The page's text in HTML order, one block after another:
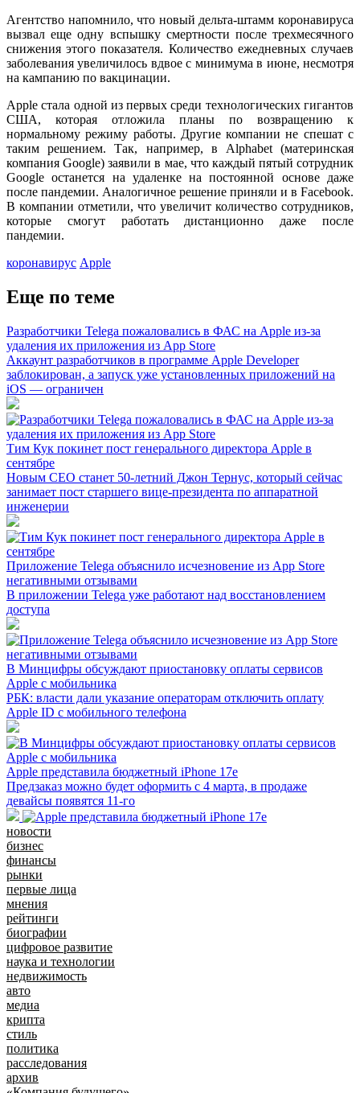
Агентство напомнило, что новый дельта-штамм коронавируса
вызвал еще одну вспышку смертности после трехмесячного
снижения этого показателя. Количество ежедневных случаев
заболевания увеличилось вдвое с минимума в июне, несмотря
на кампанию по вакцинации.
Apple стала одной из первых среди технологических гигантов
США, которая отложила планы по возвращению к
нормальному режиму работы. Другие компании не спешат с
таким решением. Так, например, в Alphabet (материнская
компания Google) заявили в мае, что каждый пятый сотрудник
Google останется на удаленке на постоянной основе даже
после пандемии. Аналогичное решение приняли и в Facebook.
В компании отметили, что увеличит количество сотрудников,
которые смогут работать дистанционно даже после
пандемии.
коронавирус Apple
Еще по теме
Разработчики Telega пожаловались в ФАС на Apple из-за
удаления их приложения из App Store
Аккаунт разработчиков в программе Apple Developer
заблокирован, а запуск уже установленных приложений на
iOS — ограничен
Тим Кук покинет пост генерального директора Аpple в
сентябре
Новым СЕО станет 50-летний Джон Тернус, который сейчас
занимает пост старшего вице-президента по аппаратной
инженерии
Приложение Telega объяснило исчезновение из App Store
негативными отзывами
В приложении Telega уже работают над восстановлением
доступа
В Минцифры обсуждают приостановку оплаты сервисов
Apple с мобильника
РБК: власти дали указание операторам отключить оплату
Apple ID с мобильного телефона
Apple представила бюджетный iPhone 17e
Предзаказ можно будет оформить с 4 марта, в продаже
девайсы появятся 11-го
новости
бизнес
финансы
рынки
первые лица
мнения
рейтинги
биографии
цифровое развитие
наука и технологии
недвижимость
авто
медиа
крипта
стиль
политика
расследования
архив